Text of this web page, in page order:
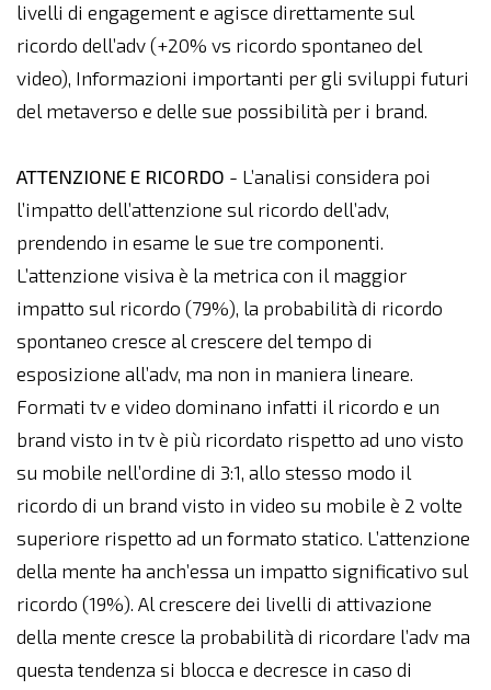
livelli di engagement e agisce direttamente sul
ricordo dell’adv (+20% vs ricordo spontaneo del
video), Informazioni importanti per gli sviluppi futuri
del metaverso e delle sue possibilità per i brand.
ATTENZIONE E RICORDO - L’analisi considera poi
l’impatto dell’attenzione sul ricordo dell’adv,
prendendo in esame le sue tre componenti.
L’attenzione visiva è la metrica con il maggior
impatto sul ricordo (79%), la probabilità di ricordo
spontaneo cresce al crescere del tempo di
esposizione all’adv, ma non in maniera lineare.
Formati tv e video dominano infatti il ricordo e un
brand visto in tv è più ricordato rispetto ad uno visto
su mobile nell’ordine di 3:1, allo stesso modo il
ricordo di un brand visto in video su mobile è 2 volte
superiore rispetto ad un formato statico. L’attenzione
della mente ha anch’essa un impatto significativo sul
ricordo (19%). Al crescere dei livelli di attivazione
della mente cresce la probabilità di ricordare l’adv ma
questa tendenza si blocca e decresce in caso di